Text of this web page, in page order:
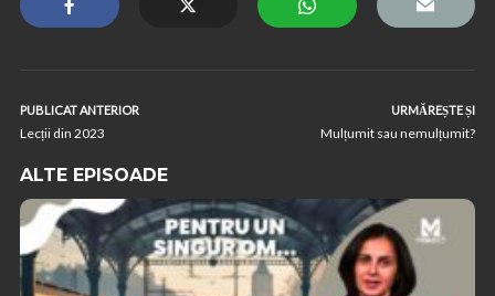
PUBLICAT ANTERIOR
Lecții din 2023
URMĂREȘTE ȘI
Mulțumit sau nemulțumit?
ALTE EPISOADE